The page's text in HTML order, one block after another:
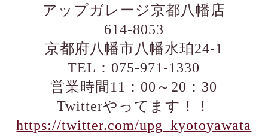
アップガレージ京都八幡店
614-8053
京都府八幡市八幡水珀24-1
TEL：075-971-1330
営業時間11：00～20：30
Twitterやってます！！
https://twitter.com/upg_kyotoyawata